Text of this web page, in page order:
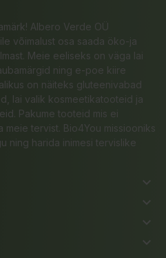
Albero Verde OÜ
võimalust osa saada öko-ja
Meie eeliseks on väga lai
ning e-poe kiire
on näiteks gluteenivabad
lai valik kosmeetikatooteid ja
Pakume tooteid mis ei
tervist. Bio4You missiooniks
ning harida inimesi tervislike
keyboard_arrow_down
keyboard_arrow_down
keyboard_arrow_down
keyboard_arrow_down